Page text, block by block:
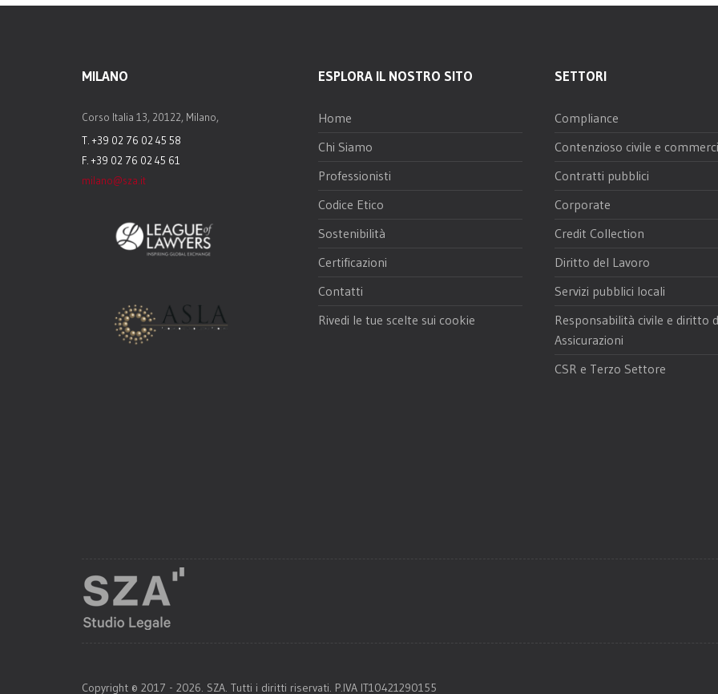
MILANO
Corso Italia 13, 20122, Milano,
T. +39 02 76 02 45 58
F. +39 02 76 02 45 61
milano@sza.it
ESPLORA IL NOSTRO SITO
Home
Chi Siamo
Professionisti
Codice Etico
Sostenibilità
Certificazioni
Contatti
Rivedi le tue scelte sui cookie
SETTORI
Compliance
Contenzioso civile e
Contratti pubblici
Corporate
Credit Collection
Diritto del Lavoro
Servizi pubblici locali
Responsabilità civile e diritto
Assicurazioni
CSR e Terzo Settore
Copyright © 2017 - 2026. SZA. Tutti i diritti riservati. P.IVA IT10421290155